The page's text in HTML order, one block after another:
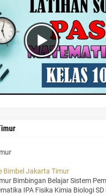
Bimbingan Belajar Sistem
IPA Fisika Kimia Biologi SD